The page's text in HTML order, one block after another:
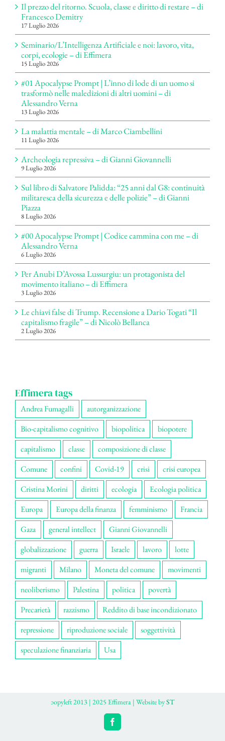
Il prezzo del ritorno. Scuola, classe e diritto di restare – di
Francesco Demitry
17 Luglio 2026
Seminario/L’Intelligenza Artificiale e noi: lavoro, vita,
corpi, ecologie – di Effimera
15 Luglio 2026
#01 Apocalypse Prompt | L’inno di lode di un uomo si
trasformò nelle maledizioni di altri uomini – di
Alessandro Verna
13 Luglio 2026
La malattia mentale – di Marco Ciambellini
11 Luglio 2026
Archeologia repressiva – di Gianni Giovannelli
9 Luglio 2026
Sul libro di Salvatore Palidda: “25 anni dal G8: continuità
militaresca della sicurezza e delle polizie” – di Gianni
Piazza
8 Luglio 2026
#00 Apocalypse Prompt | Codice cammina con me – di
Alessandro Verna
6 Luglio 2026
Per Anubi D’Avossa Lussurgiu: un protagonista del
movimento italiano – di Effimera
3 Luglio 2026
Le chiavi false di Trump. Recensione a Dario Togati “Il
capitalismo fragile” – di Nicolò Bellanca
2 Luglio 2026
Effimera tags
Andrea Fumagalli
autorganizzazione
Bio-capitalismo cognitivo
biopolitica
biopotere
capitalismo
classe
composizione di classe
Comune
confini Covid-19 crisi
crisi europea
Cristina Morini
diritti ecologia
Ecologia politica
Europa
Europa della finanza femminismo
Francia
Gaza
general intellect
Gianni Giovannelli
globalizzazione
guerra Israele lavoro
lotte
migranti
Milano Moneta del comune
movimenti
neoliberismo
Palestina politica
povertà
Precarietà
razzismo
Reddito di base incondizionato
repressione
riproduzione sociale
soggettività
speculazione finanziaria
Usa
ɔopyleft 2013 | 2025 Effimera | Website byST
Facebook